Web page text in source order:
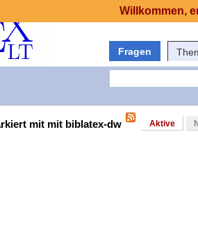
Fragen
mit mit biblatex-dw Aktive
Willkommen,